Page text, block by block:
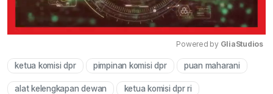
Mute
Powered by GliaStudios
ketua komisi dpr pimpinan komisi dpr puan maharani
alat kelengkapan dewan ketua komisi dpr ri